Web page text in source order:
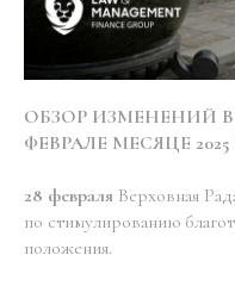
ОБЗОР ИЗМЕНЕНИЙ
ФЕВРАЛЕ МЕСЯЦЕ
28 февраля Верховная
по стимулированию
положения.